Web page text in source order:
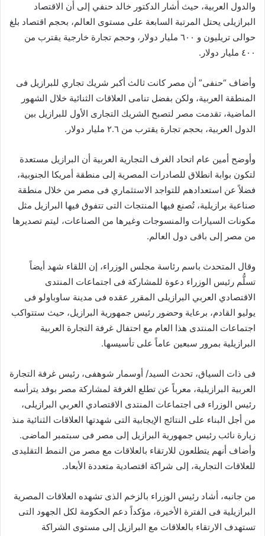
والدول العربية، حيث أشار الدكتور خالد حنفي إلى أن الاقتصاد
البرازيلى يحتل المرتبة السابعة على مستوى العالم، بحجم اقتصاد بلغ
حوالى تريليون و ٦٠٠ مليار دولار، وحجم تجارة خارجية يقترب من
٤٠٠ مليار دولار.
وأضاف “حنفى” أن مصر كانت ثالث أكبر شريك تجاري للبرازيل فى
المنطقة العربية، ولكن بفضل تنامى العلاقات الثنائية خلال الشهور
الماضية، تقدمت مصر لتصبح الشريك التجارى الأول للبرازيل بين
الدول العربية، بحجم تجارة يقترب من ٢.٦ مليار دولار.
وأوضح أمين عام اتحاد الغرف التجارية العربية أن البرازيل مستعدة
لتكون بوابة انطلاق للصادرات المصرية إلى منطقة أمريكا الجنوبية،
فضلاً عن استعدادهم للتواجد الاستثماري فى مصر من خلال منطقة
صناعية برازيلية، تُصنع فيها المنتجات التى تتفوق فيها البرازيل مثل
مكونات السيارات والمنسوجات وغيرها من الصناعات، ليتم تصديرها
من مصر إلى باقى دول العالم.
وقال المتحدث باسم رئاسة مجلس الوزراء، إن اللقاء شهد أيضاً
تسلُّم رئيس الوزراء دعوة للمشاركة فى اجتماعات المنتدى
الاقتصادي العربي البرازيلى المقرر عقده فى مدينة ساوباولو فى
يوليو القادم، برعاية وحضور رئيس جمهورية البرازيل، حيث ستتواكب
اجتماعات المنتدى هذا العام مع احتفال غرفة التجارة العربية
البرازيلية بمرور سبعين عاماً على تأسيسها.
فى ذات السياق، تحدث السيد/ أوسمار شوهفى، رئيس غرفة التجارة
العربية البرازيلية، معرباً عن تطلع الغرفة لمشاركة مصر بوفد يترأسه
رئيس الوزراء فى اجتماعات المنتدى الاقتصادي العربي البرازيلى،
من أجل البناء على النتائج الإيجابية التى شهدتها العلاقات الثنائية منذ
زيارة نائب رئيس جمهورية البرازيل إلى مصر فى سبتمبر الماضى.
وأضاف أنهم يتطلعون للارتقاء بالعلاقات مع مصر من النمط التقليدى
للعلاقات التجارية، إلى شراكة اقتصادية متعددة الأبعاد.
من جانبه، أشاد رئيس الوزراء بالزخم الذى تشهده العلاقات المصرية
البرازيلية فى الفترة الأخيرة، مؤكداً دعم الحكومة لكل الجهود التى
تستهدف الارتقاء بالعلاقات مع البرازيل إلى مستوى الشراكة